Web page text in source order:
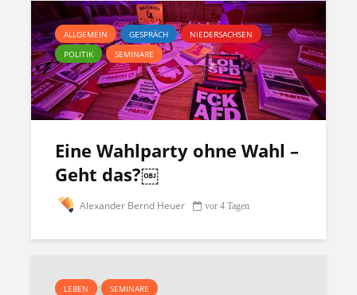
ALLGEMEIN GESPRÄCH
NIEDERSACHSEN
POLITIK
SEMINARE
Eine Wahlparty ohne Wahl –
Geht das?￼
Alexander Bernd Heuer vor 4 Tagen
LEBEN SEMINARE